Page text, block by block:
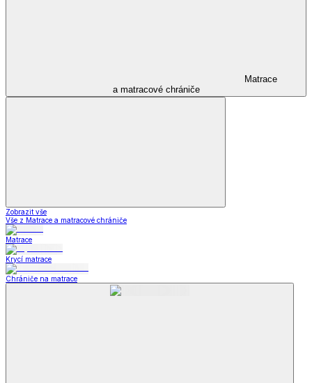
Matrace
a matracové chrániče
Zobrazit vše
Vše z Matrace a matracové chrániče
Matrace
Krycí matrace
Chrániče na matrace